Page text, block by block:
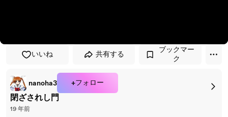
いいね 共有する
ブックマー
ク
nanoha3 +フォロー
閉ざされし門
19 年前